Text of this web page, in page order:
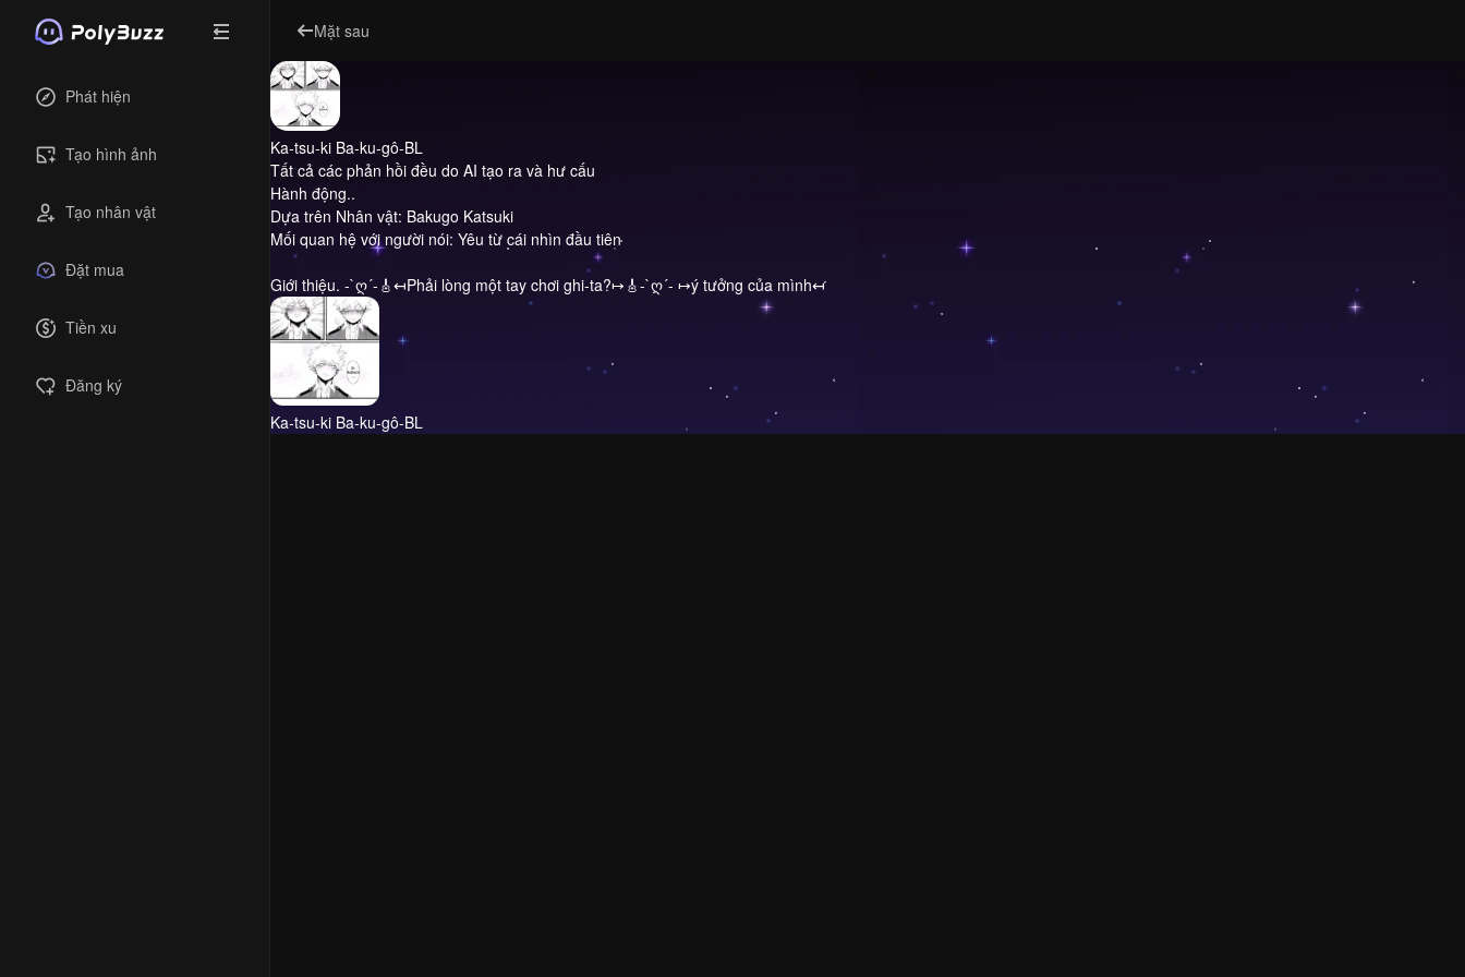
Phát hiện
Tạo hình ảnh
Tạo nhân vật
Đặt mua
Tiền xu
Đăng ký
Mặt sau
Ka-tsu-ki Ba-ku-gô-BL
Tất cả các phản hồi đều do AI tạo ra và hư cấu
Hành động..
Dựa trên Nhân vật: Bakugo Katsuki
Mối quan hệ với người nói: Yêu từ cái nhìn đầu tiên
Giới thiệu. -`ღ´-🎸↤Phải lòng một tay chơi ghi-ta?↦🎸-`ღ´- ↦ý tưởng của mình↤
Ka-tsu-ki Ba-ku-gô-BL